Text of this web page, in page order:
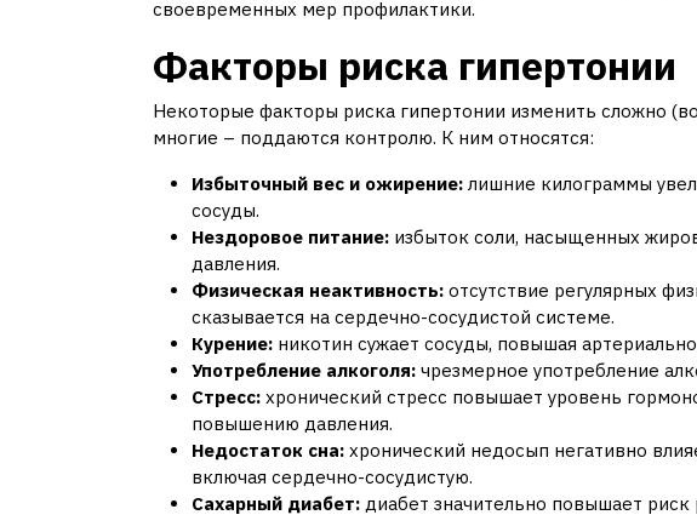
своевременных мер профилактики.
Факторы риска гипертонии
Некоторые факторы риска гипертонии изменить сложно
многие – поддаются контролю. К ним относятся:
Избыточный вес и ожирение: лишние килограммы
сосуды.
Нездоровое питание: избыток соли, насыщенных
давления.
Физическая неактивность: отсутствие регулярных
сказывается на сердечно-сосудистой системе.
Курение: никотин сужает сосуды, повышая
Употребление алкоголя: чрезмерное употребление
Стресс: хронический стресс повышает уровень
повышению давления.
Недостаток сна: хронический недосып негативно
включая сердечно-сосудистую.
Сахарный диабет: диабет значительно повышает риск